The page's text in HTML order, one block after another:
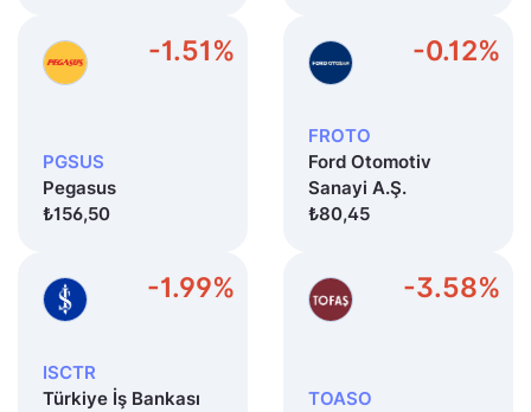
-1.51%
PGSUS
Pegasus
₺156,50
-0.12%
FROTO
Ford Otomotiv
Sanayi A.Ş.
₺80,45
-1.99%
ISCTR
Türkiye İş Bankası
-3.58%
TOASO